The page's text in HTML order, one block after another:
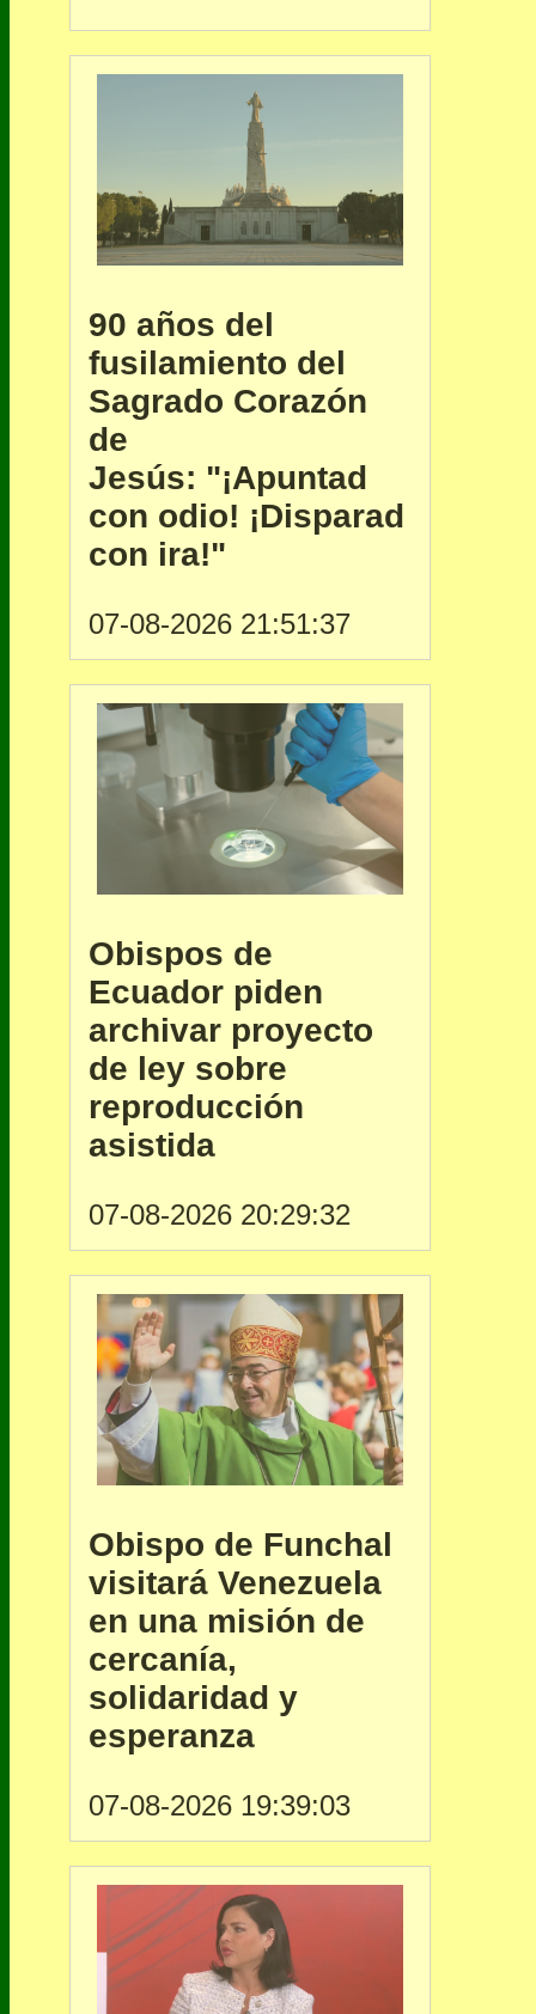
90 años del
fusilamiento del
Sagrado Corazón
de
Jesús: "¡Apuntad
con odio! ¡Disparad
con ira!"
07-08-2026 21:51:37
Obispos de
Ecuador piden
archivar proyecto
de ley sobre
reproducción
asistida
07-08-2026 20:29:32
Obispo de Funchal
visitará Venezuela
en una misión de
cercanía,
solidaridad y
esperanza
07-08-2026 19:39:03